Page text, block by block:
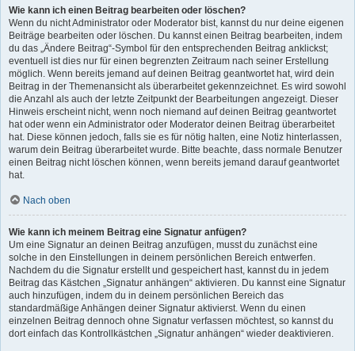
Wie kann ich einen Beitrag bearbeiten oder löschen?
Wenn du nicht Administrator oder Moderator bist, kannst du nur deine eigenen
Beiträge bearbeiten oder löschen. Du kannst einen Beitrag bearbeiten, indem
du das „Ändere Beitrag“-Symbol für den entsprechenden Beitrag anklickst;
eventuell ist dies nur für einen begrenzten Zeitraum nach seiner Erstellung
möglich. Wenn bereits jemand auf deinen Beitrag geantwortet hat, wird dein
Beitrag in der Themenansicht als überarbeitet gekennzeichnet. Es wird sowohl
die Anzahl als auch der letzte Zeitpunkt der Bearbeitungen angezeigt. Dieser
Hinweis erscheint nicht, wenn noch niemand auf deinen Beitrag geantwortet
hat oder wenn ein Administrator oder Moderator deinen Beitrag überarbeitet
hat. Diese können jedoch, falls sie es für nötig halten, eine Notiz hinterlassen,
warum dein Beitrag überarbeitet wurde. Bitte beachte, dass normale Benutzer
einen Beitrag nicht löschen können, wenn bereits jemand darauf geantwortet
hat.
Nach oben
Wie kann ich meinem Beitrag eine Signatur anfügen?
Um eine Signatur an deinen Beitrag anzufügen, musst du zunächst eine
solche in den Einstellungen in deinem persönlichen Bereich entwerfen.
Nachdem du die Signatur erstellt und gespeichert hast, kannst du in jedem
Beitrag das Kästchen „Signatur anhängen“ aktivieren. Du kannst eine Signatur
auch hinzufügen, indem du in deinem persönlichen Bereich das
standardmäßige Anhängen deiner Signatur aktivierst. Wenn du einen
einzelnen Beitrag dennoch ohne Signatur verfassen möchtest, so kannst du
dort einfach das Kontrollkästchen „Signatur anhängen“ wieder deaktivieren.